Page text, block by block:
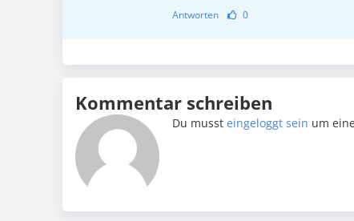
Antworten 0
Kommentar schreiben
Du mussteingeloggt sein um